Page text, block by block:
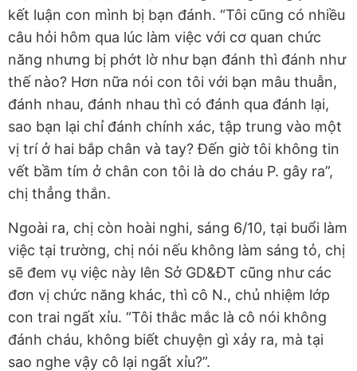
kết luận con mình bị bạn đánh. “Tôi cũng có nhiều
câu hỏi hôm qua lúc làm việc với cơ quan chức
năng nhưng bị phớt lờ như bạn đánh thì đánh như
thế nào? Hơn nữa nói con tôi với bạn mâu thuẫn,
đánh nhau, đánh nhau thì có đánh qua đánh lại,
sao bạn lại chỉ đánh chính xác, tập trung vào một
vị trí ở hai bắp chân và tay? Đến giờ tôi không tin
vết bầm tím ở chân con tôi là do cháu P. gây ra”,
chị thẳng thắn.
Ngoài ra, chị còn hoài nghi, sáng 6/10, tại buổi làm
việc tại trường, chị nói nếu không làm sáng tỏ, chị
sẽ đem vụ việc này lên Sở GD&ĐT cũng như các
đơn vị chức năng khác, thì cô N., chủ nhiệm lớp
con trai ngất xỉu. “Tôi thắc mắc là cô nói không
đánh cháu, không biết chuyện gì xảy ra, mà tại
sao nghe vậy cô lại ngất xỉu?”.